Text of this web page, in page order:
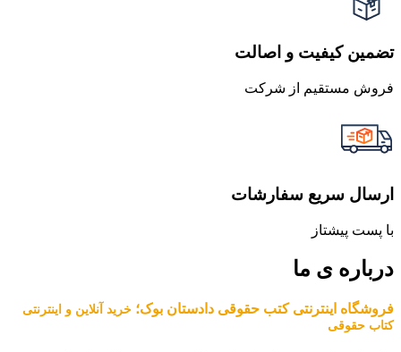
تضمین کیفیت و اصالت
فروش مستقیم از شرکت
ارسال سریع سفارشات
با پست پیشتاز
درباره ی ما
فروشگاه اینترنتی کتب حقوقی دادستان بوک؛ خرید آنلاین و اینترنتی
کتاب حقوقی